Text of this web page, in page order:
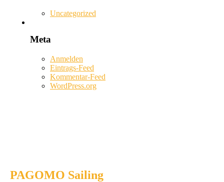
Uncategorized
Meta
Anmelden
Eintrags-Feed
Kommentar-Feed
WordPress.org
PAGOMO Sailing